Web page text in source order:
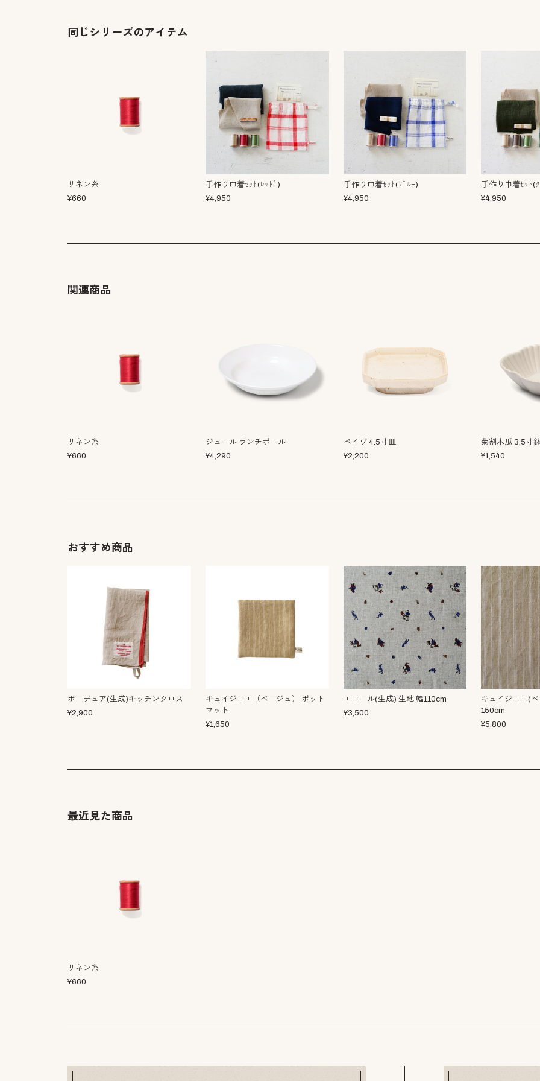
同じシリーズのアイテム
リネン糸
¥660
手作り巾着ｾｯﾄ(ﾚｯﾄﾞ)
¥4,950
手作り巾着ｾｯﾄ(ﾌﾞﾙｰ)
¥4,950
手作り巾着ｾｯﾄ(
¥4,950
関連商品
リネン糸
¥660
ジュール ランチボール
¥4,290
ペイヴ 4.5寸皿
¥2,200
菊割木瓜 3.5寸
¥1,540
おすすめ商品
ボーデュア(生成)キッチンクロス
¥2,900
キュイジニエ（ベージュ） ポット
マット
¥1,650
エコール(生成) 生地 幅110cm
¥3,500
キュイジニエ(
150cm
¥5,800
最近見た商品
リネン糸
¥660